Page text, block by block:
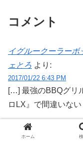
コメント
イグルークーラーボ
ェとろ より:
2017/01/22 6:43 PM
[…] 最強のBBQグリ
ロLX』で間違いな
ホーム